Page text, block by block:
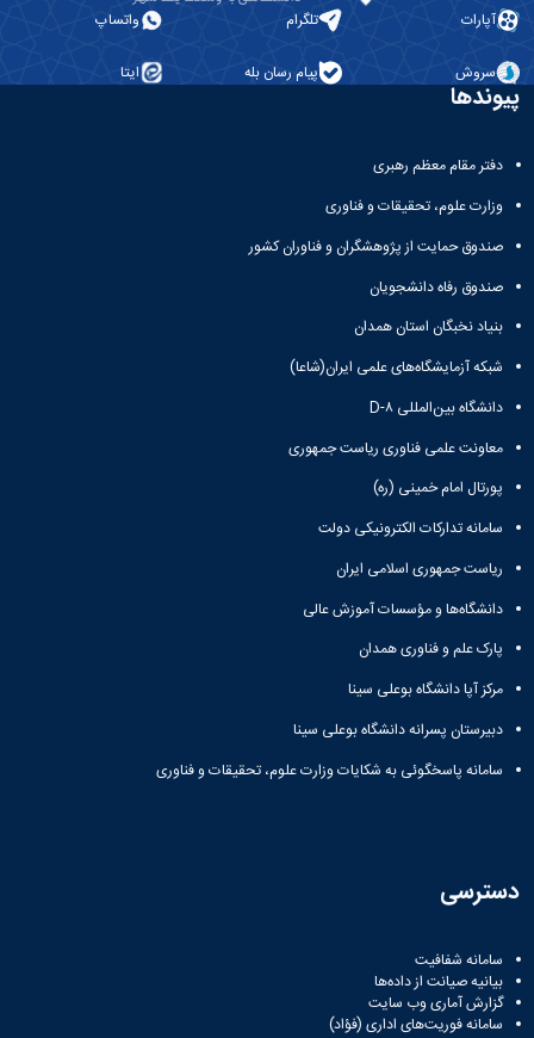
آپارات تلگرام واتساپ
سروش پیام رسان بله ایتا
دفتر مقام معظم رهبری
وزارت علوم، تحقیقات و فناوری
صندوق حمایت از پژوهشگران و فناوران کشور
صندوق رفاه دانشجویان
بنیاد نخبگان استان همدان
شبکه آزمایشگاه‌های علمی ایران(شاعا)
دانشگاه بین‌المللی D-۸
معاونت علمی فناوری ریاست جمهوری
پورتال امام خمینی (ره)
سامانه تدارکات الکترونیکی دولت
ریاست جمهوری اسلامی ایران
دانشگاه‌ها و مؤسسات آموزش عالی
پارک علم و فناوری همدان
مرکز آپا دانشگاه بوعلی سینا
دبیرستان پسرانه دانشگاه بوعلی سینا
سامانه پاسخگوئی به شکایات وزارت علوم، تحقیقات و فناوری
سامانه شفافیت
بیانیه صیانت از داده‌ها
گزارش آماری وب‌ سایت
سامانه فوریت‌های اداری (فؤاد)